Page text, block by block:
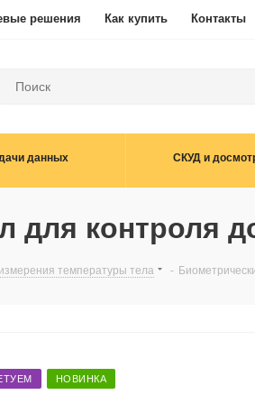
решения Как купить Контакты
данных СКУД и
для контроля
температуры тела -
НОВИНКА